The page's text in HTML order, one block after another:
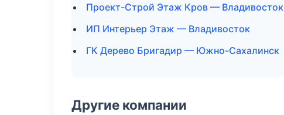
Проект-Строй Этаж Кров — Владивосток
ИП Интерьер Этаж — Владивосток
ГК Дерево Бригадир — Южно-Сахалинск
Другие компании